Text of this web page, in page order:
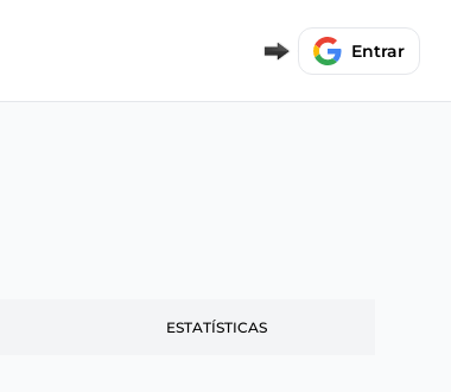
Entrar
ESTATÍSTICAS